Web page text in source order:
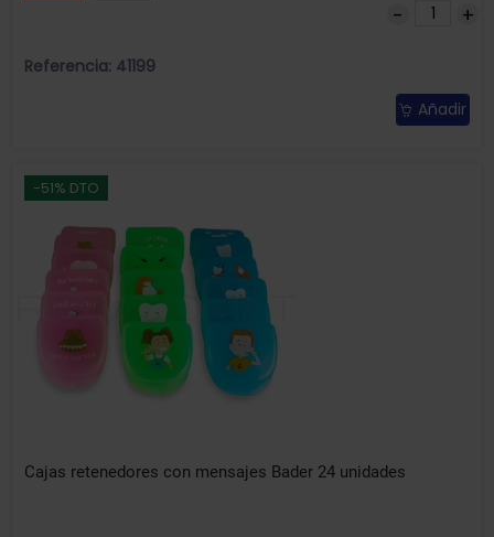
Referencia: 41199
Añadir
-51% DTO
Cajas retenedores con mensajes Bader 24 unidades